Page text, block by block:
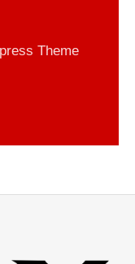
Theme